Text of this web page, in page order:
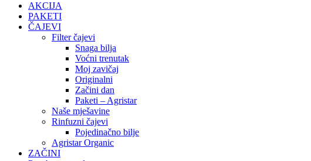
AKCIJA
PAKETI
ČAJEVI
Filter čajevi
Snaga bilja
Voćni trenutak
Moj zavičaj
Originalni
Začini dan
Paketi – Agristar
Naše mješavine
Rinfuzni čajevi
Pojedinačno bilje
Agristar Organic
ZAČINI